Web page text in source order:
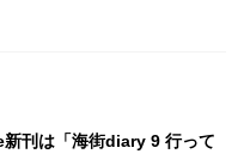
刊は「海街diary 9 行って